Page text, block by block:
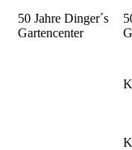
50 Jahre Dinger´s
Gartencenter